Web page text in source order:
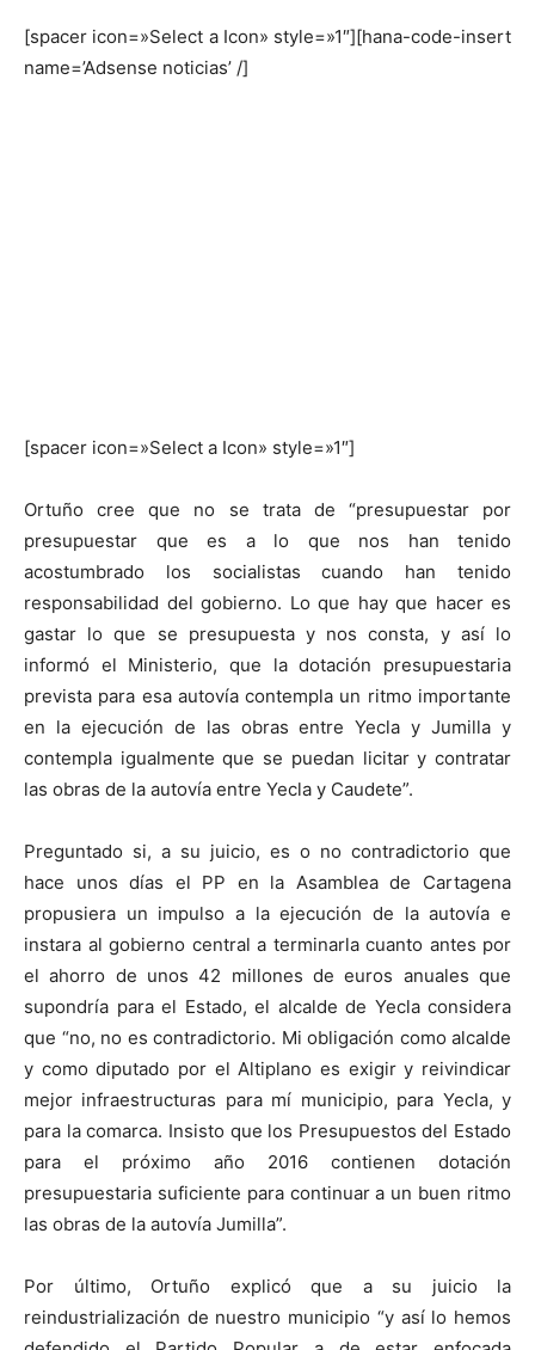
[spacer icon=»Select a Icon» style=»1″][hana-code-insert
name=’Adsense noticias’ /]
[spacer icon=»Select a Icon» style=»1″]
Ortuño cree que no se trata de “presupuestar por
presupuestar que es a lo que nos han tenido
acostumbrado los socialistas cuando han tenido
responsabilidad del gobierno. Lo que hay que hacer es
gastar lo que se presupuesta y nos consta, y así lo
informó el Ministerio, que la dotación presupuestaria
prevista para esa autovía contempla un ritmo importante
en la ejecución de las obras entre Yecla y Jumilla y
contempla igualmente que se puedan licitar y contratar
las obras de la autovía entre Yecla y Caudete”.
Preguntado si, a su juicio, es o no contradictorio que
hace unos días el PP en la Asamblea de Cartagena
propusiera un impulso a la ejecución de la autovía e
instara al gobierno central a terminarla cuanto antes por
el ahorro de unos 42 millones de euros anuales que
supondría para el Estado, el alcalde de Yecla considera
que “no, no es contradictorio. Mi obligación como alcalde
y como diputado por el Altiplano es exigir y reivindicar
mejor infraestructuras para mí municipio, para Yecla, y
para la comarca. Insisto que los Presupuestos del Estado
para el próximo año 2016 contienen dotación
presupuestaria suficiente para continuar a un buen ritmo
las obras de la autovía Jumilla”.
Por último, Ortuño explicó que a su juicio la
reindustrialización de nuestro municipio “y así lo hemos